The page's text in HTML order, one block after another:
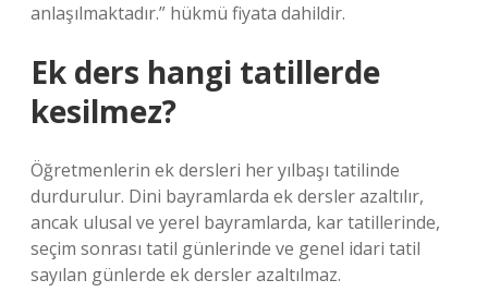
anlaşılmaktadır.” hükmü fiyata dahildir.
Ek ders hangi tatillerde
kesilmez?
Öğretmenlerin ek dersleri her yılbaşı tatilinde
durdurulur. Dini bayramlarda ek dersler azaltılır,
ancak ulusal ve yerel bayramlarda, kar tatillerinde,
seçim sonrası tatil günlerinde ve genel idari tatil
sayılan günlerde ek dersler azaltılmaz.